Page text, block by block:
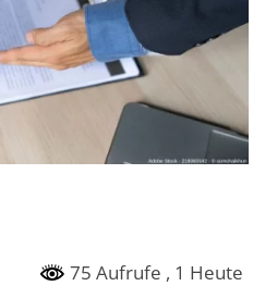
75 Aufrufe , 1 Heute